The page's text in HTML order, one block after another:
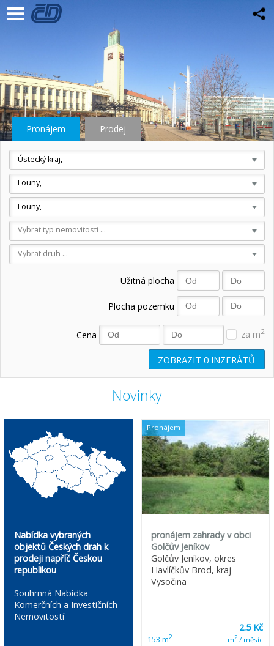
Pronájem Prodej
Ústecký kraj,
Louny,
Louny,
Vybrat typ nemovitosti ...
Vybrat druh ...
Užitná plocha
Plocha pozemku
Cena za m2
ZOBRAZIT0 INZERÁTŮ
Novinky
Nabídka vybraných
objektů Českých drah k
prodeji napříč Českou
republikou
Souhrnná Nabídka
Komerčních a Investičních
Nemovitostí
Pronájem
pronájem zahrady v obci
Golčův Jeníkov
Golčův Jeníkov, okres
Havlíčkův Brod, kraj
Vysočina
153 m2
2.5 Kč
m2/ měsíc